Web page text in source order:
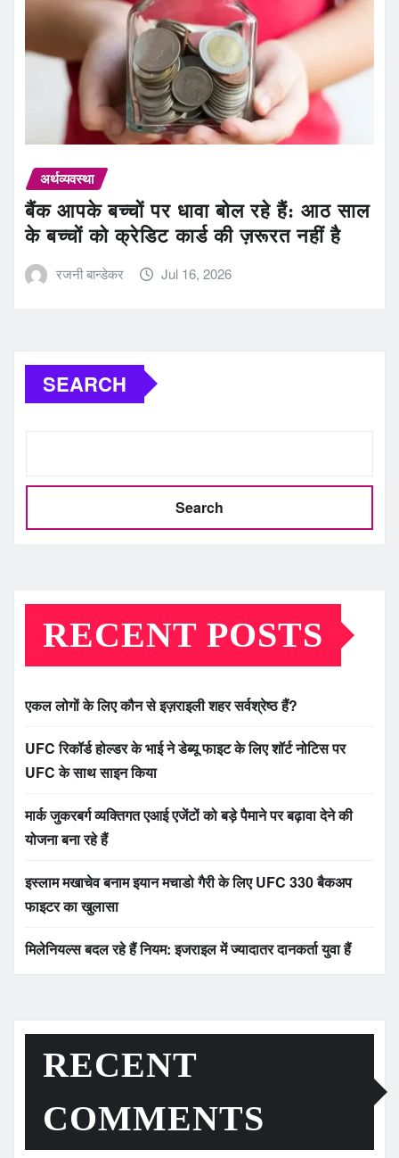
अर्थव्यवस्था
बैंक आपके बच्चों पर धावा बोल रहे हैं: आठ साल
के बच्चों को क्रेडिट कार्ड की ज़रूरत नहीं है
रजनी बान्डेकर Jul 16, 2026
SEARCH
Search
RECENT POSTS
एकल लोगों के लिए कौन से इज़राइली शहर सर्वश्रेष्ठ हैं?
UFC रिकॉर्ड होल्डर के भाई ने डेब्यू फाइट के लिए शॉर्ट नोटिस पर
UFC के साथ साइन किया
मार्क जुकरबर्ग व्यक्तिगत एआई एजेंटों को बड़े पैमाने पर बढ़ावा देने की
योजना बना रहे हैं
इस्लाम मखाचेव बनाम इयान मचाडो गैरी के लिए UFC 330 बैकअप
फाइटर का खुलासा
मिलेनियल्स बदल रहे हैं नियम: इजराइल में ज्यादातर दानकर्ता युवा हैं
RECENT
COMMENTS